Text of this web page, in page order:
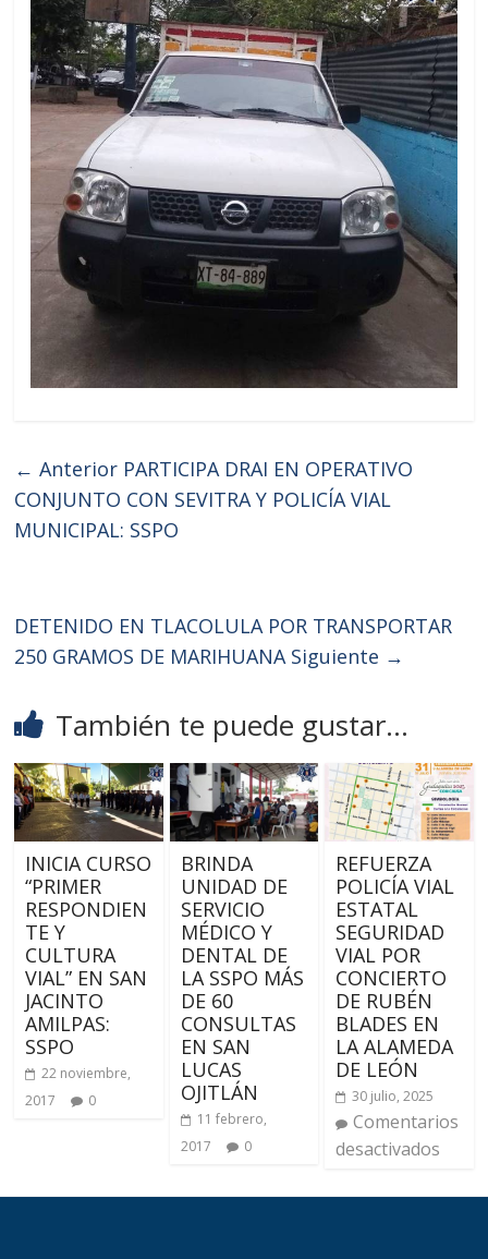
← Anterior PARTICIPA DRAI EN OPERATIVO
CONJUNTO CON SEVITRA Y POLICÍA VIAL
MUNICIPAL: SSPO
DETENIDO EN TLACOLULA POR TRANSPORTAR
250 GRAMOS DE MARIHUANA Siguiente →
También te puede gustar...
INICIA CURSO
“PRIMER
RESPONDIEN
TE Y
CULTURA
VIAL” EN SAN
JACINTO
AMILPAS:
SSPO
22 noviembre,
2017
0
BRINDA
UNIDAD DE
SERVICIO
MÉDICO Y
DENTAL DE
LA SSPO MÁS
DE 60
CONSULTAS
EN SAN
LUCAS
OJITLÁN
11 febrero,
2017
0
REFUERZA
POLICÍA VIAL
ESTATAL
SEGURIDAD
VIAL POR
CONCIERTO
DE RUBÉN
BLADES EN
LA ALAMEDA
DE LEÓN
30 julio, 2025
Comentarios
desactivados